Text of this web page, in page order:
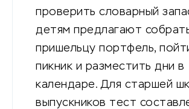
проверить словарный
детям предлагают
пришельцу портфель,
пикник и разместить дни в
календаре. Для старшей
выпускников тест